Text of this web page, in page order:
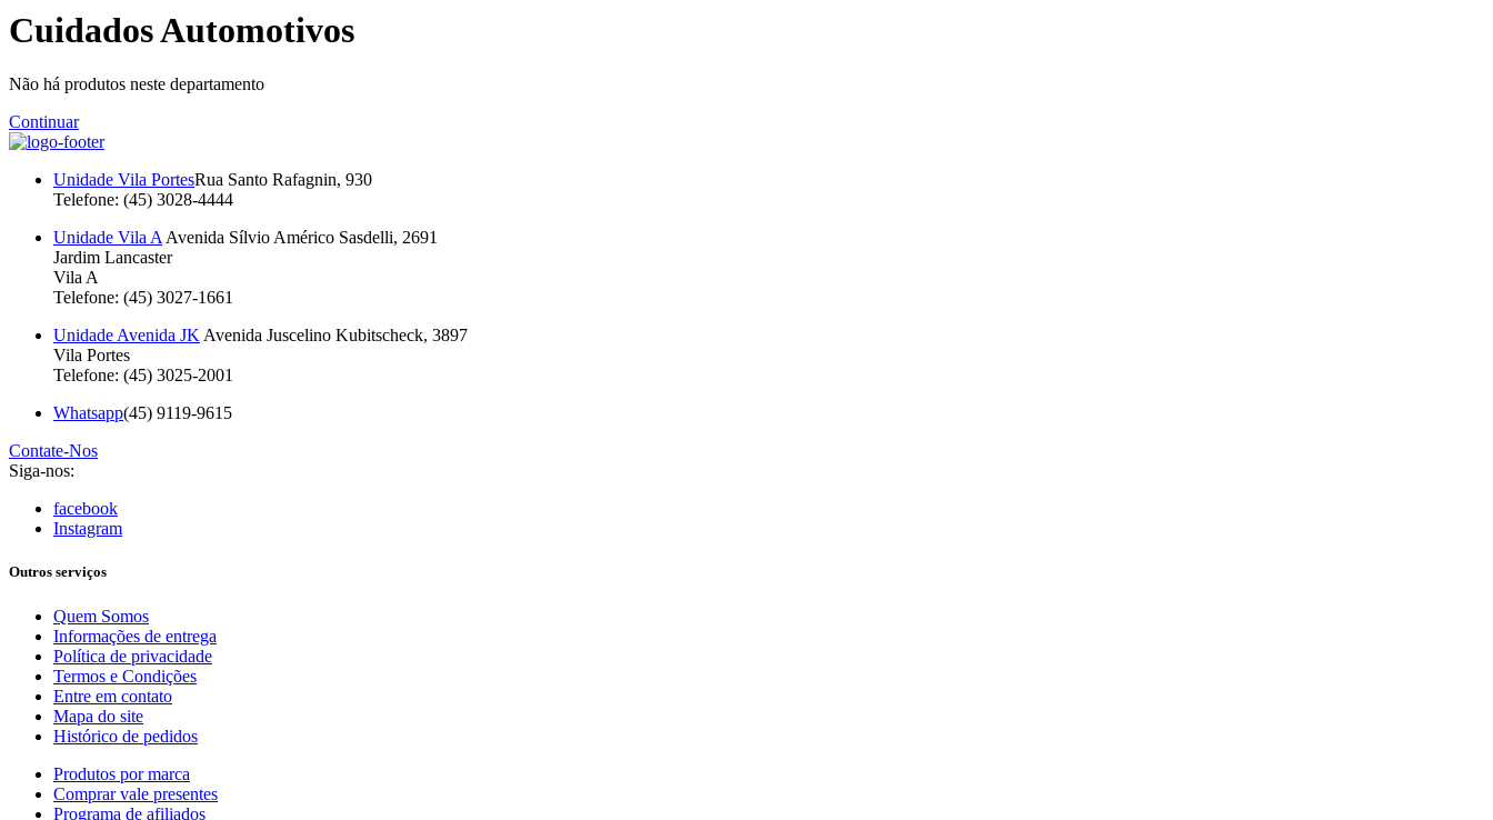
Cuidados Automotivos
Não há produtos neste departamento
Continuar
Unidade Vila PortesRua Santo Rafagnin, 930
Telefone: (45) 3028-4444
Unidade Vila A Avenida Sílvio Américo Sasdelli, 2691
Jardim Lancaster
Vila A
Telefone: (45) 3027-1661
Unidade Avenida JK Avenida Juscelino Kubitscheck, 3897
Vila Portes
Telefone: (45) 3025-2001
Whatsapp(45) 9119-9615
Contate-Nos
Siga-nos:
facebook
Instagram
Outros serviços
Quem Somos
Informações de entrega
Política de privacidade
Termos e Condições
Entre em contato
Mapa do site
Histórico de pedidos
Produtos por marca
Comprar vale presentes
Programa de afiliados